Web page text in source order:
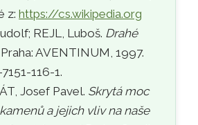
z:https://cs.wikipedia.org
REJL, Luboš. Drahé
Praha: AVENTINUM, 1997.
116-1.
Josef Pavel. Skrytá moc
a jejich vliv na naše